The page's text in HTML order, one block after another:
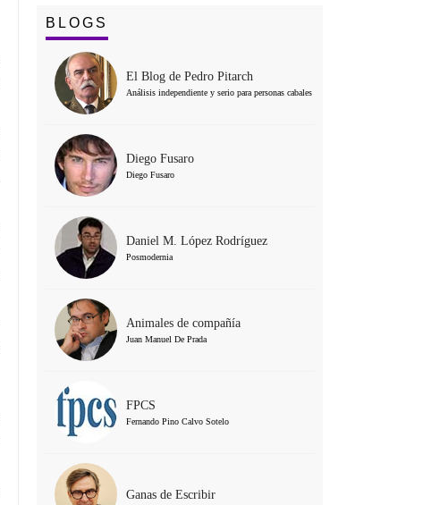
BLOGS
El Blog de Pedro Pitarch
Análisis independiente y serio para personas cabales
Diego Fusaro
Diego Fusaro
Daniel M. López Rodríguez
Posmodernia
Animales de compañía
Juan Manuel De Prada
FPCS
Fernando Pino Calvo Sotelo
Ganas de Escribir